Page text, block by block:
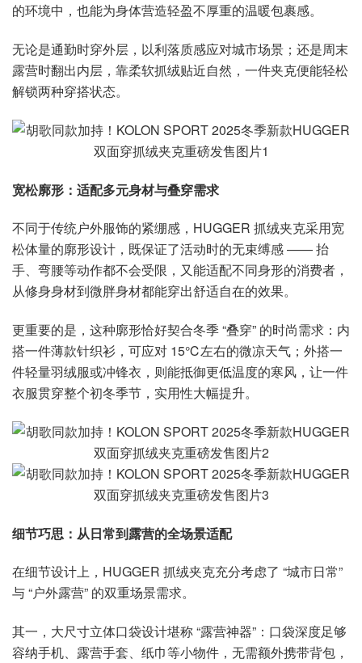
的环境中，也能为身体营造轻盈不厚重的温暖包裹感。
无论是通勤时穿外层，以利落质感应对城市场景；还是周末
露营时翻出内层，靠柔软抓绒贴近自然，一件夹克便能轻松
解锁两种穿搭状态。
宽松廓形：适配多元身材与叠穿需求
不同于传统户外服饰的紧绷感，HUGGER 抓绒夹克采用宽
松体量的廓形设计，既保证了活动时的无束缚感 —— 抬
手、弯腰等动作都不会受限，又能适配不同身形的消费者，
从修身身材到微胖身材都能穿出舒适自在的效果。
更重要的是，这种廓形恰好契合冬季 “叠穿” 的时尚需求：内
搭一件薄款针织衫，可应对 15℃左右的微凉天气；外搭一
件轻量羽绒服或冲锋衣，则能抵御更低温度的寒风，让一件
衣服贯穿整个初冬季节，实用性大幅提升。
细节巧思：从日常到露营的全场景适配
在细节设计上，HUGGER 抓绒夹克充分考虑了 “城市日常”
与 “户外露营” 的双重场景需求。
其一，大尺寸立体口袋设计堪称 “露营神器”：口袋深度足够
容纳手机、露营手套、纸巾等小物件，无需额外携带背包，